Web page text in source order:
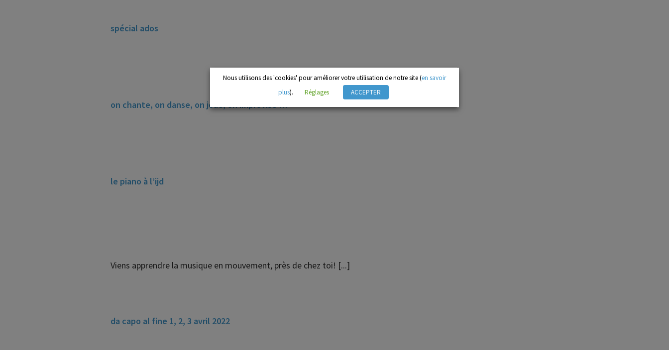
spécial ados
on chante, on danse, on joue, on improvise …
le piano à l’ijd
Viens apprendre la musique en mouvement, près de chez toi! [...]
da capo al fine 1, 2, 3 avril 2022
Nous utilisons des 'cookies' pour améliorer votre utilisation de notre site (en savoir
plus). Réglages ACCEPTER